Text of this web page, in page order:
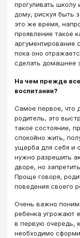
прогуливать школу
дому, рискуя быть
это же время,
проявление такое
аргументирование
пока оно
сделать домашнее
На чем прежде
воспитании?
Самое первое, что
родитель, это
такое состояние,
спокойно жить,
ущерба для себя и
нужно разрешить
дворе, но
Проще говоря,
поведения своего
Очень важно
ребенка угрожают
в первую очередь,
необходимо